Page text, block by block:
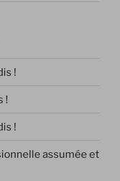
!
!
!
assumée et